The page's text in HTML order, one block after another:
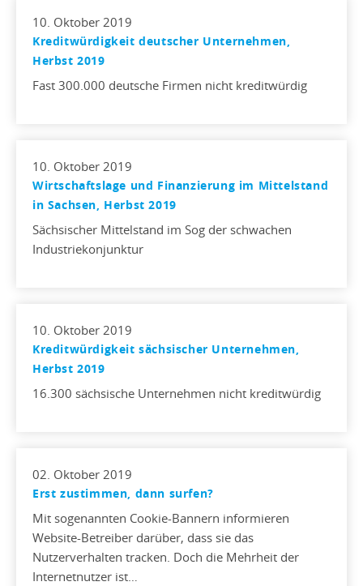
10. Oktober 2019
Kreditwürdigkeit deutscher Unternehmen,
Herbst 2019
Fast 300.000 deutsche Firmen nicht kreditwürdig
10. Oktober 2019
Wirtschaftslage und Finanzierung im Mittelstand
in Sachsen, Herbst 2019
Sächsischer Mittelstand im Sog der schwachen
Industriekonjunktur
10. Oktober 2019
Kreditwürdigkeit sächsischer Unternehmen,
Herbst 2019
16.300 sächsische Unternehmen nicht kreditwürdig
02. Oktober 2019
Erst zustimmen, dann surfen?
Mit sogenannten Cookie-Bannern informieren
Website-Betreiber darüber, dass sie das
Nutzerverhalten tracken. Doch die Mehrheit der
Internetnutzer ist…